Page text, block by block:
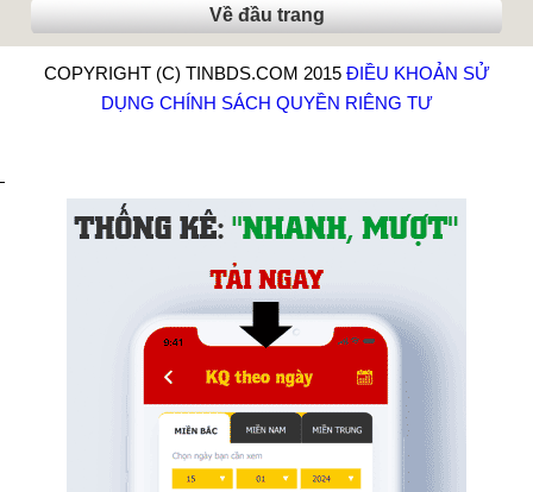
Về đầu trang
COPYRIGHT (C) TINBDS.COM 2015 ĐIỀU KHOẢN SỬ
DỤNG CHÍNH SÁCH QUYỀN RIÊNG TƯ